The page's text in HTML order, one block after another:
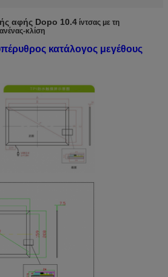
αφής Dopo 10.4 ίντσας με τη
κλίση
κατάλογος μεγέθους